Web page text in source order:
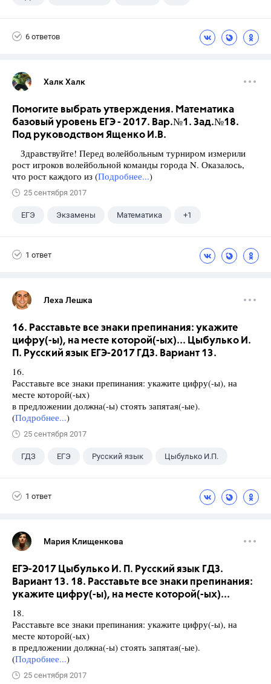
6 ответов
Халк Халк
Помогите выбрать утверждения. Математика
базовый уровень ЕГЭ - 2017. Вар.№1. Зад.№18.
Под руководством Ященко И.В.
Здравствуйте! Перед волейбольным турниром измерили
рост игроков волейбольной команды города N. Оказалось,
что рост каждого из (Подробнее...)
25 сентября 2017
ЕГЭ Экзамены Математика +1
1 ответ
Леха Лешка
16. Расставьте все знаки препинания: укажите
цифру(-ы), на месте которой(-ых)... Цыбулько И.
П. Русский язык ЕГЭ-2017 ГДЗ. Вариант 13.
16.
Расставьте все знаки препинания: укажите цифру(-ы), на
месте которой(-ых)
в предложении должна(-ы) стоять запятая(-ые).
(Подробнее...)
25 сентября 2017
ГДЗ ЕГЭ Русский язык Цыбулько И.П.
1 ответ
Мария Клищенкова
ЕГЭ-2017 Цыбулько И. П. Русский язык ГДЗ.
Вариант 13. 18. Расставьте все знаки препинания:
укажите цифру(-ы), на месте которой(-ых)...
18.
Расставьте все знаки препинания: укажите цифру(-ы), на
месте которой(-ых)
в предложении должна(-ы) стоять запятая(-ые).
(Подробнее...)
25 сентября 2017